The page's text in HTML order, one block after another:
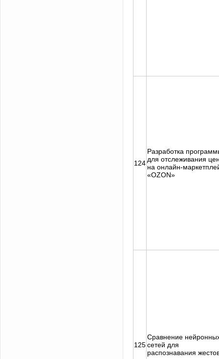
124
Разработка
для отслеживания
на онлайн-
«OZON»
125
Сравнение
сетей для
распознавания